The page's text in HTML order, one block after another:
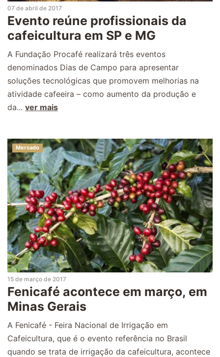
07 de abril de 2017
Evento reúne profissionais da
cafeicultura em SP e MG
A Fundação Procafé realizará três eventos
denominados Dias de Campo para apresentar
soluções tecnológicas que promovem melhorias na
atividade cafeeira – como aumento da produção e
da... ver mais
Mercado
15 de março de 2017
Fenicafé acontece em março, em
Minas Gerais
A Fenicafé - Feira Nacional de Irrigação em
Cafeicultura, que é o evento referência no Brasil
quando se trata de irrigação da cafeicultura, acontece